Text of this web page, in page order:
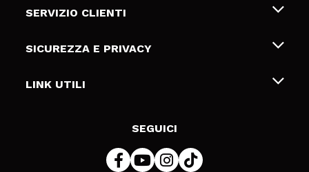
Chi siamo
Gift Cards
SERVIZIO CLIENTI
Spedizioni & Resi
Metodi di pagamamento
SICUREZZA E PRIVACY
Termini e condizioni
LINK UTILI
SEGUICI